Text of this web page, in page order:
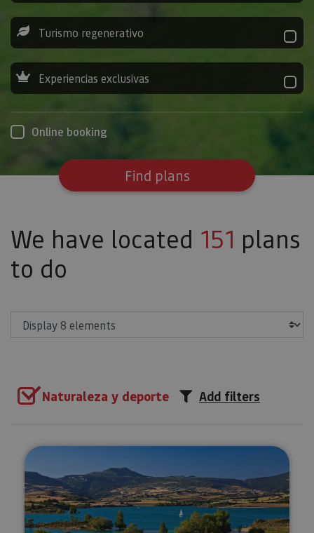
Turismo regenerativo
Experiencias exclusivas
Online booking
Find plans
We have located 151 plans
to do
Naturaleza y deporte Add filters
SUP Yoga on the Alloz